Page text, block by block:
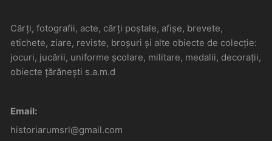
Cărți, fotografii, acte, cărți poștale, afișe, brevete,
etichete, ziare, reviste, broșuri și alte obiecte de colecție:
jocuri, jucării, uniforme școlare, militare, medalii, decorații,
obiecte țărănești s.a.m.d
Email:
historiarumsrl@gmail.com